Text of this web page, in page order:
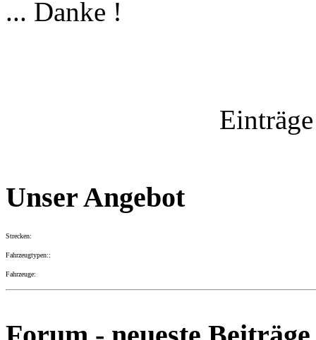
... Danke !
Unser Angebot
Strecken:
Fahrzeugtypen::
Fahrzeuge: